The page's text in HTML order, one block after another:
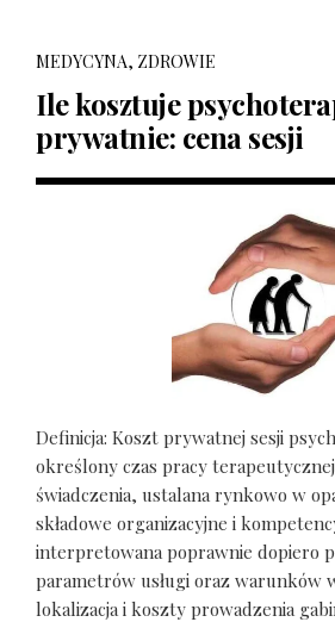
MEDYCYNA, ZDROWIE
Ile kosztuje
prywatnie: cena sesji
Definicja: Koszt prywatnej sesji
określony czas pracy
świadczenia, ustalana rynkowo w
składowe organizacyjne i
interpretowana poprawnie dopiero
parametrów usługi oraz warunków
lokalizacja i koszty prowadzenia